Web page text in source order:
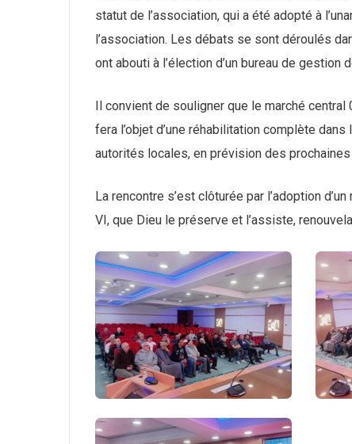
statut de l’association, qui a été adopté à
l’association. Les débats se sont déroulés
ont abouti à l’élection d’un bureau de gestion
Il convient de souligner que le marché central
fera l’objet d’une réhabilitation complète
autorités locales, en prévision des
La rencontre s’est clôturée par l’adoption
VI, que Dieu le préserve et l’assiste,